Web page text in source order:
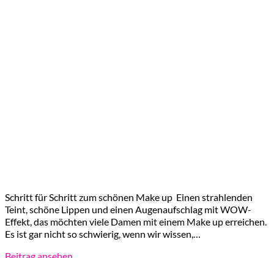
Schritt für Schritt zum schönen Make up Einen strahlenden
Teint, schöne Lippen und einen Augenaufschlag mit WOW-
Effekt, das möchten viele Damen mit einem Make up erreichen.
Es ist gar nicht so schwierig, wenn wir wissen,…
Beitrag ansehen